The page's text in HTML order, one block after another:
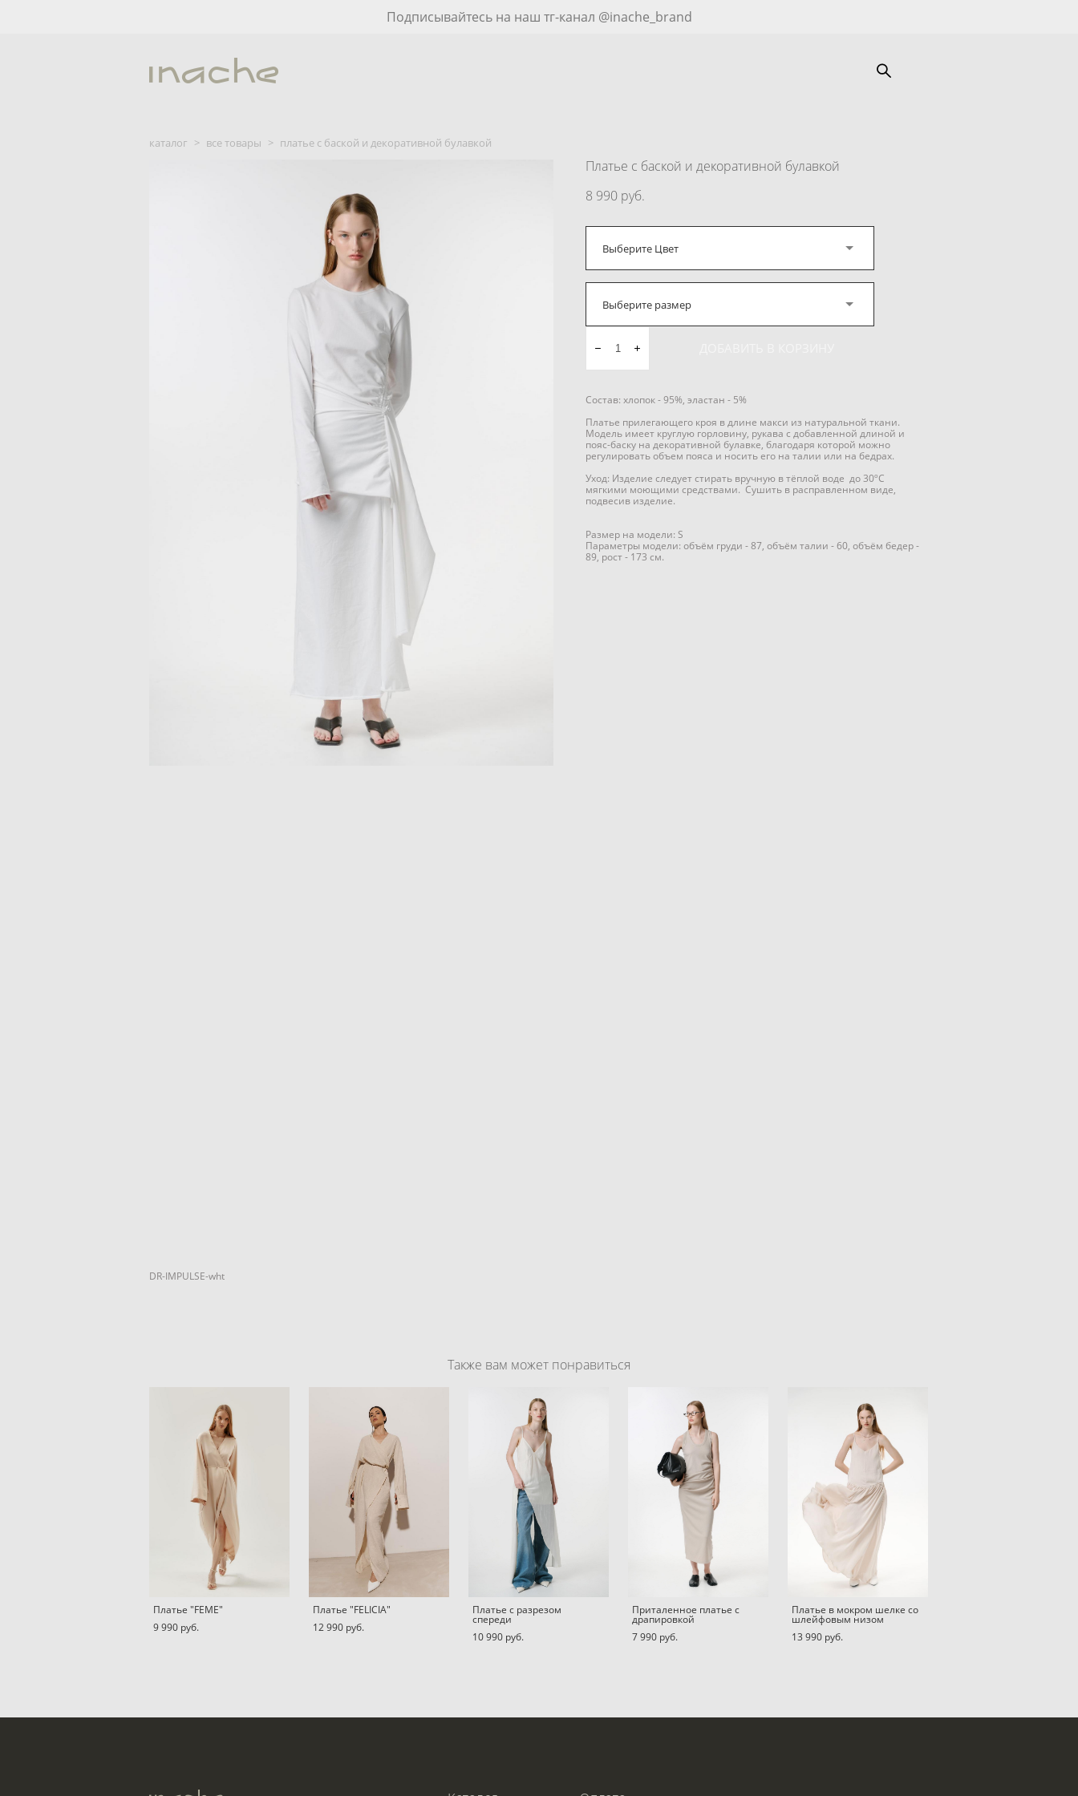
Подписывайтесь на наш тг-канал @inache_brand
каталог > все товары > платье c баской и декоративной булавкой
Платье c баской и декоративной булавкой
8 990 pуб.
Выберите Цвет
Выберите размер
Состав: хлопок - 95%, эластан - 5%
Платье прилегающего кроя в длине макси из натуральной ткани.
Модель имеет круглую горловину, рукава с добавленной длиной и
пояс-баску на декоративной булавке, благодаря которой можно
регулировать объем пояса и носить его на талии или на бедрах.
Уход: Изделие следует стирать вручную в тёплой воде до 30ºC
мягкими моющими средствами. Сушить в расправленном виде,
подвесив изделие.
Размер на модели: S
Параметры модели: объём груди - 87, объём талии - 60, объём бедер -
89, рост - 173 см.
DR-IMPULSE-wht
Также вам может понравиться
Платье "FEME"
9 990 pуб.
Платье "FELICIA"
12 990 pуб.
Платье c разрезом
спереди
10 990 pуб.
Приталенное платье с
драпировкой
7 990 pуб.
Платье в мокром шелке со
шлейфовым низом
13 990 pуб.